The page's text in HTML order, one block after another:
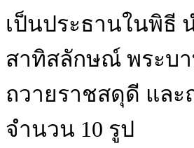
เป็นประธานในพิธี
สาทิสลักษณ์ พระบ
ถวายราชสดุดี แล
จำนวน 10 รูป